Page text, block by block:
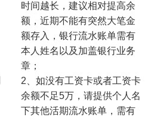
时间越长，建议相对提高余
额，近期不能有突然大笔金
额存入，银行流水账单需有
本人姓名以及加盖银行业务
章；
2、如没有工资卡或者工资卡
余额不足5万，请提供个人名
下其他活期流水账单，需有